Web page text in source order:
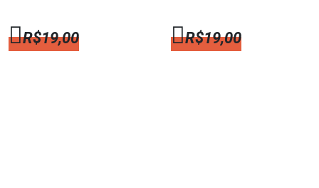
R$19,00 R$19,00